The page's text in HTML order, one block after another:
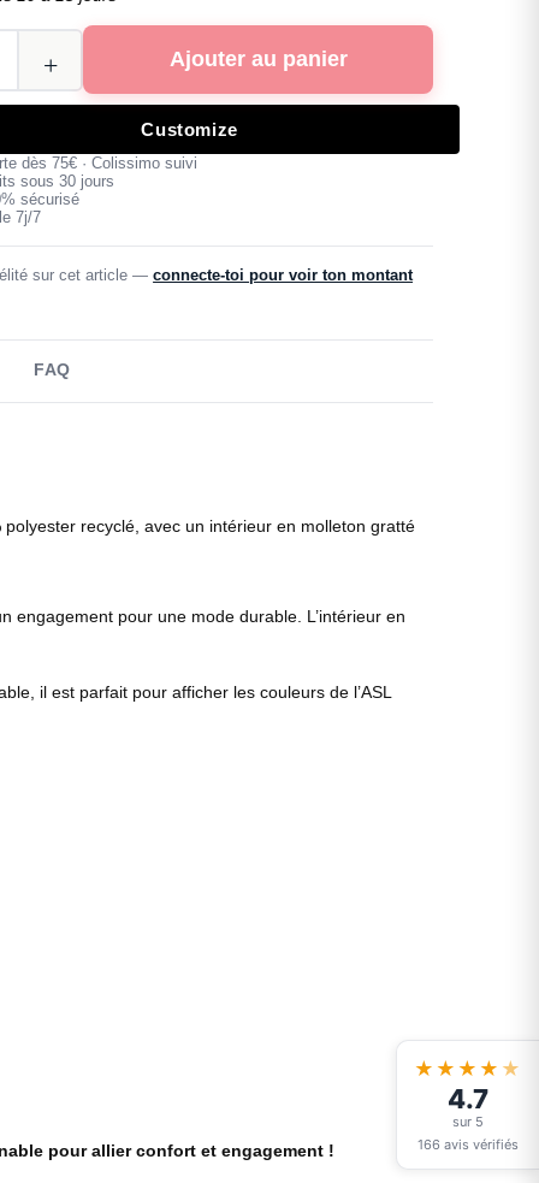
Ajouter au panier
Customize
dès 75€ · Colissimo suivi
sous 30 jours
sécurisé
7j/7
sur cet article —connecte-toi pour voir ton montant
FAQ
recyclé, avec un intérieur en molleton gratté
engagement pour une mode durable. L’intérieur en
il est parfait pour afficher les couleurs de l’ASL
pour allier confort et engagement !
★★★★ ★
4.7
sur 5
166 avis vérifiés